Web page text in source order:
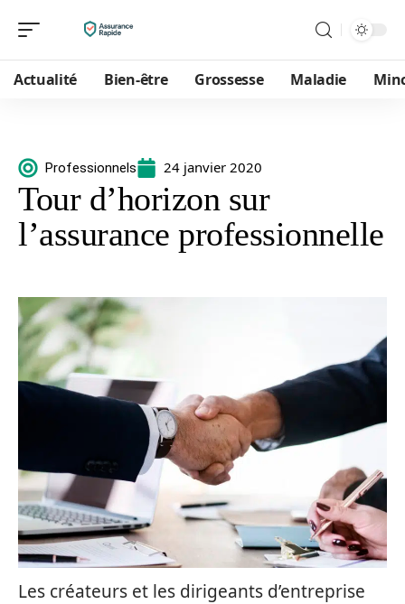
Actualité Bien-être Grossesse Maladie
Professionnels 24 janvier 2020
Tour d’horizon sur
l’assurance professionnelle
Les créateurs et les dirigeants d’entreprise